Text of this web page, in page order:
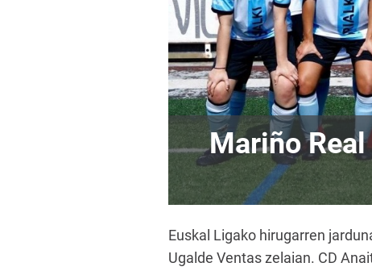
Mariño
Euskal Ligako hirugarren
Ugalde Ventas zelaian. CD